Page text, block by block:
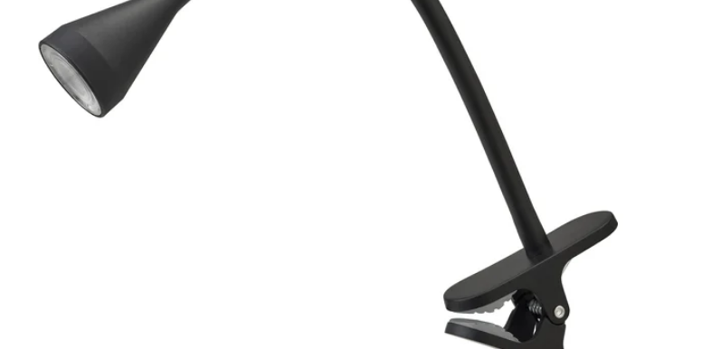
Image zoomed out, normal view